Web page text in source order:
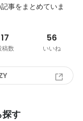
事をまとめていま
17
稿数
56
いいね
探す